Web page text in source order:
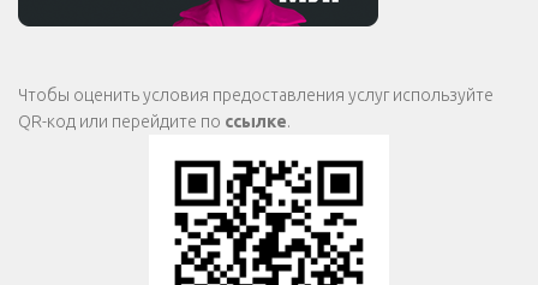
Чтобы оценить условия предоставления услуг используйте
QR-код или перейдите по ссылке.